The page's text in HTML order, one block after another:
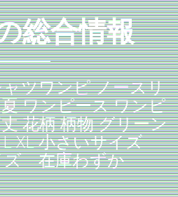
総合情報
ツワンピ ノースリ
ワンピース ワンピ
花柄 柄物 グリーン
L XL 小さいサイズ
ズ 在庫わずか